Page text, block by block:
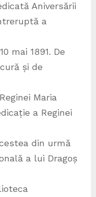
Aniversării
a
mai 1891. De
și de
Maria
a Reginei
din urmă
a lui Dragoș